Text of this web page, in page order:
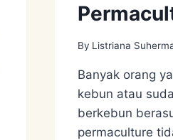
By Listriana
Banyak orang
kebun atau
berkebun
permaculture